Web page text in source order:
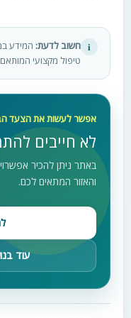
i חשוב לדעת: המידע
טיפול מקצועי
אפשר לעשות את הצעד
לא חייבים
באתר ניתן להכיר
והאזור המתאים לכם.
עוד